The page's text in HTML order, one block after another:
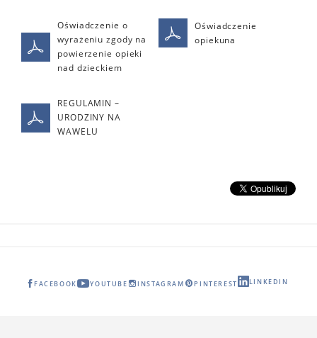
Oświadczenie o
wyrażeniu zgody na
powierzenie opieki
nad dzieckiem
Oświadczenie
opiekuna
REGULAMIN –
URODZINY NA
WAWELU
FACEBOOK YOUTUBE INSTAGRAM PINTEREST LINKEDIN